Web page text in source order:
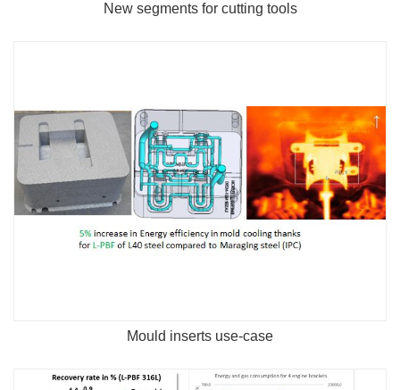
New segments for cutting tools
Mould inserts use-case